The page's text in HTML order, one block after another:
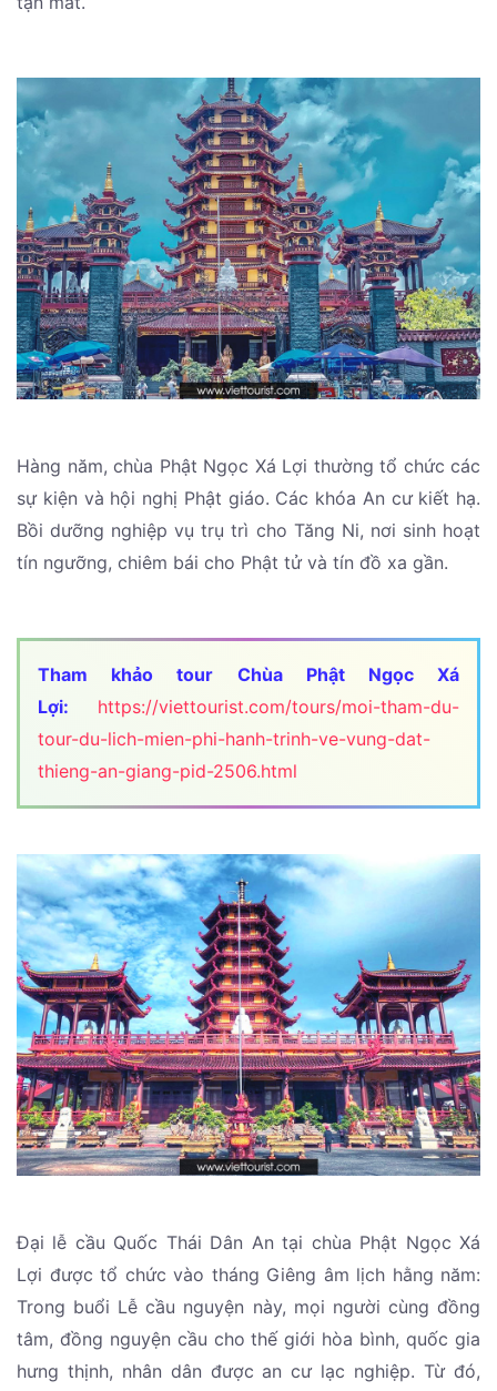
Hàng năm, chùa Phật Ngọc Xá Lợi thường tổ chức các
sự kiện và hội nghị Phật giáo. Các khóa An cư kiết hạ.
Bồi dưỡng nghiệp vụ trụ trì cho Tăng Ni, nơi sinh hoạt
tín ngưỡng, chiêm bái cho Phật tử và tín đồ xa gần.
Tham khảo tour Chùa Phật Ngọc Xá
Lợi: https://viettourist.com/tours/moi-tham-du-
tour-du-lich-mien-phi-hanh-trinh-ve-vung-dat-
thieng-an-giang-pid-2506.html
Đại lễ cầu Quốc Thái Dân An tại chùa Phật Ngọc Xá
Lợi được tổ chức vào tháng Giêng âm lịch hằng năm:
Trong buổi Lễ cầu nguyện này, mọi người cùng đồng
tâm, đồng nguyện cầu cho thế giới hòa bình, quốc gia
hưng thịnh, nhân dân được an cư lạc nghiệp. Từ đó,